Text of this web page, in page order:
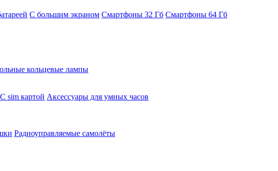
С большим экраном Смартфоны 32 Гб Смартфоны 64 Гб
кольцевые лампы
C sim картой Аксессуары для умных часов
Радиоуправляемые самолёты